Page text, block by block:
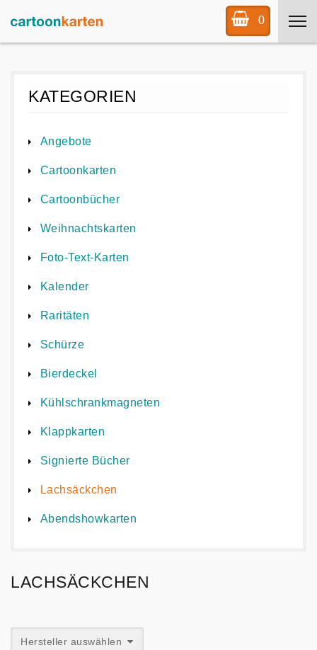
0
KATEGORIEN
Angebote
Cartoonkarten
Cartoonbücher
Weihnachtskarten
Foto-Text-Karten
Kalender
Raritäten
Schürze
Bierdeckel
Kühlschrankmagneten
Klappkarten
Signierte Bücher
Lachsäckchen
Abendshowkarten
LACHSÄCKCHEN
Hersteller auswählen